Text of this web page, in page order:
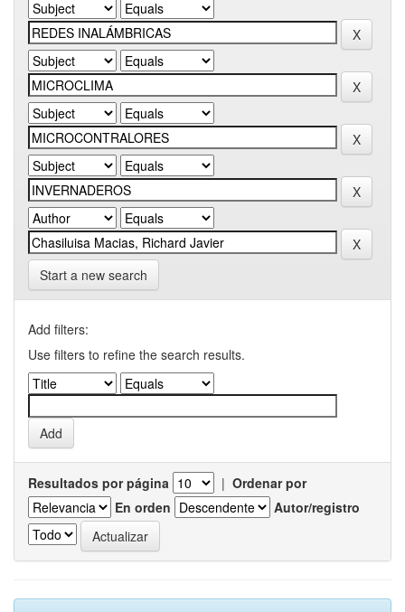
Start a new search
Add filters:
Use filters to refine the search results.
Resultados por página | Ordenar por
En orden
Autor/registro